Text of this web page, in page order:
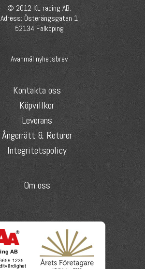
© 2012 KL racing AB.
Adress: Österängsgatan 1
52134 Falköping
Avanmäl nyhetsbrev
Kontakta oss
Köpvillkor
Leverans
Ångerrätt & Returer
Integritetspolicy
Om oss